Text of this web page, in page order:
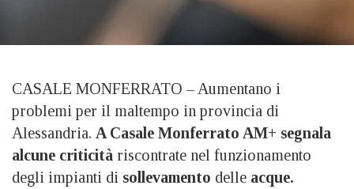
CASALE MONFERRATO – Aumentano i
problemi per il maltempo in provincia di
Alessandria. A Casale Monferrato AM+ segnala
alcune criticità riscontrate nel funzionamento
degli impianti di sollevamento delle acque.